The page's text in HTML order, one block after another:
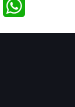
Twitter